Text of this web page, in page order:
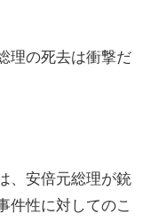
理の死去は衝撃だ
、安倍元総理が銃
件性に対してのこ